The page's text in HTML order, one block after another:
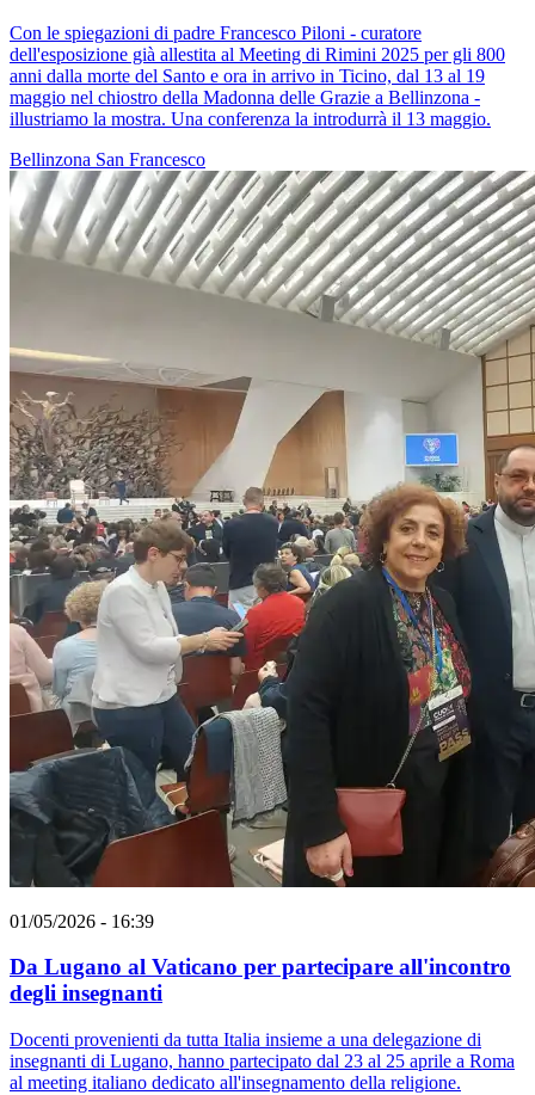
Con le spiegazioni di padre Francesco Piloni - curatore
dell'esposizione già allestita al Meeting di Rimini 2025 per gli 800
anni dalla morte del Santo e ora in arrivo in Ticino, dal 13 al 19
maggio nel chiostro della Madonna delle Grazie a Bellinzona -
illustriamo la mostra. Una conferenza la introdurrà il 13 maggio.
Bellinzona San Francesco
01/05/2026 - 16:39
Da Lugano al Vaticano per partecipare all'incontro
degli insegnanti
Docenti provenienti da tutta Italia insieme a una delegazione di
insegnanti di Lugano, hanno partecipato dal 23 al 25 aprile a Roma
al meeting italiano dedicato all'insegnamento della religione.